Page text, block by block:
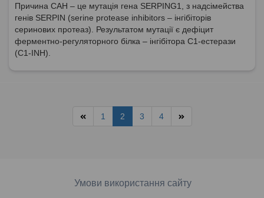
Причина САН – це мутація гена SERPING1, з надсімейства
генів SERPIN (serine protease inhibitors – інгібіторів
серинових протеаз). Результатом мутації є дефіцит
ферментно-регуляторного білка – інгібітора С1-естерази
(С1-INH).
1 2 3 4
Умови використання сайту